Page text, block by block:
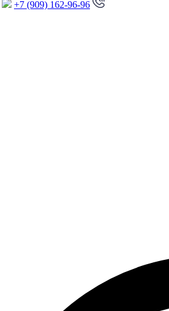
+7 (909) 162-96-96